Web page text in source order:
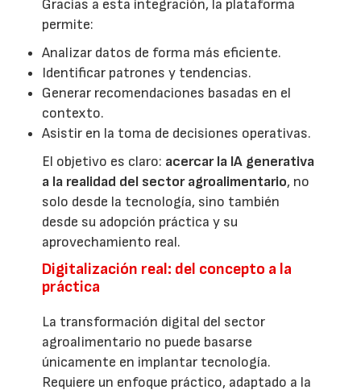
Gracias a esta integración, la plataforma
permite:
Analizar datos de forma más eficiente.
Identificar patrones y tendencias.
Generar recomendaciones basadas en el
contexto.
Asistir en la toma de decisiones operativas.
El objetivo es claro: acercar la IA generativa
a la realidad del sector agroalimentario, no
solo desde la tecnología, sino también
desde su adopción práctica y su
aprovechamiento real.
Digitalización real: del concepto a la
práctica
La transformación digital del sector
agroalimentario no puede basarse
únicamente en implantar tecnología.
Requiere un enfoque práctico, adaptado a la